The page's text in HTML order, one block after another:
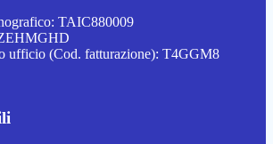
TAIC880009
ufficio (Cod. fatturazione): T4GGM8